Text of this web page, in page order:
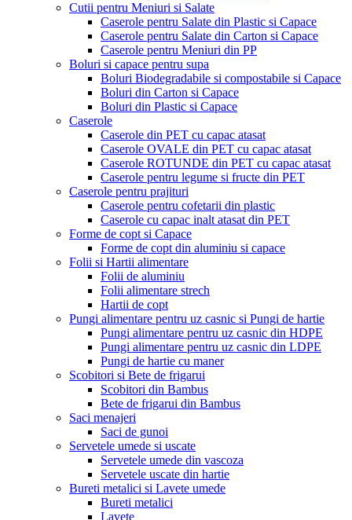
Cutii pentru Meniuri si Salate
Caserole pentru Salate din Plastic si Capace
Caserole pentru Salate din Carton si Capace
Caserole pentru Meniuri din PP
Boluri si capace pentru supa
Boluri Biodegradabile si compostabile si Capace
Boluri din Carton si Capace
Boluri din Plastic si Capace
Caserole
Caserole din PET cu capac atasat
Caserole OVALE din PET cu capac atasat
Caserole ROTUNDE din PET cu capac atasat
Caserole pentru legume si fructe din PET
Caserole pentru prajituri
Caserole pentru cofetarii din plastic
Caserole cu capac inalt atasat din PET
Forme de copt si Capace
Forme de copt din aluminiu si capace
Folii si Hartii alimentare
Folii de aluminiu
Folii alimentare strech
Hartii de copt
Pungi alimentare pentru uz casnic si Pungi de hartie
Pungi alimentare pentru uz casnic din HDPE
Pungi alimentare pentru uz casnic din LDPE
Pungi de hartie cu maner
Scobitori si Bete de frigarui
Scobitori din Bambus
Bete de frigarui din Bambus
Saci menajeri
Saci de gunoi
Servetele umede si uscate
Servetele umede din vascoza
Servetele uscate din hartie
Bureti metalici si Lavete umede
Bureti metalici
Lavete